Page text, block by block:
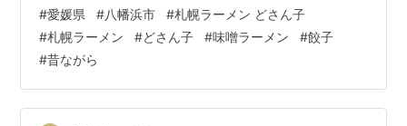
ましたが寒かったので、味噌ラーメンと餃子を注文。 北
海道味噌ラーメンだから濃い味噌かと思ったら、思った
よりあっさり系。餃子もあっさりの一口サイズ。 行った
日：2024年5月1日 ☆ミホテキのSNSと応援支援ファン
レター☆ はてなブログ PC はてなブログ 携…
#愛媛県 #八幡浜市 #札幌ラーメン どさん子
#札幌ラーメン #どさん子 #味噌ラーメン #餃子
#昔ながら